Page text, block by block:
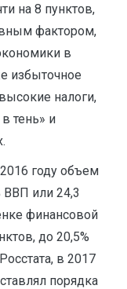
на 8 пунктов,
фактором,
в
избыточное
налоги,
тень» и
году объем
ВВП или 24,3
финансовой
до 20,5%
в 2017
порядка